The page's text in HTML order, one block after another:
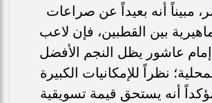
مبيناً أنه بعيداً عن صراعات
بين القطبين، فإن لاعب
إمام عاشور يظل النجم الأفضل
نظراً للإمكانيات الكبيرة
أنه يستحق قيمة تسويقية